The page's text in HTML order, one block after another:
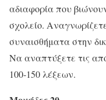
αδιαφορία που
σχολείο.
συναισθήματα στην
Να αναπτύξετε τις
100-150 λέξεων.